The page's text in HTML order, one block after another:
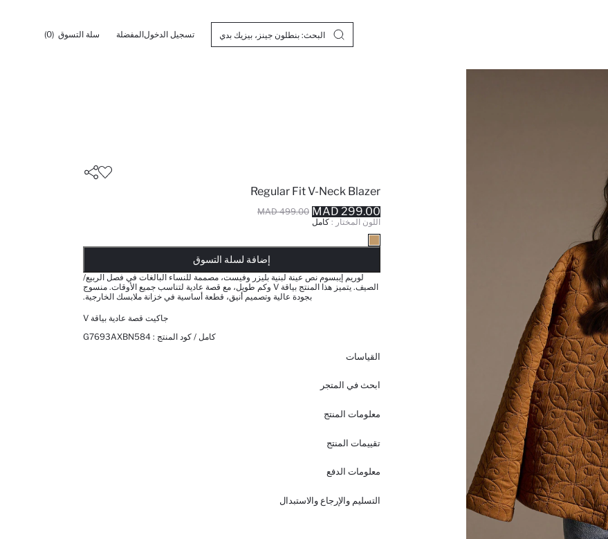
تسجيل الدخولالمفضلة سلة التسوق (0)
Regular Fit V-Neck Blazer
499.00 MAD 299.00 MAD
اللون المختار : كامل
إضافة لسلة التسوق
لوريم إيبسوم نص عينة لبنية بليزر وفيست، مصممة للنساء البالغات في فصل الربيع/
الصيف. يتميز هذا المنتج بياقة V وكم طويل، مع قصة عادية لتناسب جميع الأوقات. منسوج
بجودة عالية وتصميم أنيق، قطعة أساسية في خزانة ملابسك الخارجية.
جاكيت قصة عادية بياقة V
كامل / كود المنتج : G7693AXBN584
القياسات
ابحث في المتجر
معلومات المنتج
تقييمات المنتج
معلومات الدفع
التسليم والإرجاع والاستبدال